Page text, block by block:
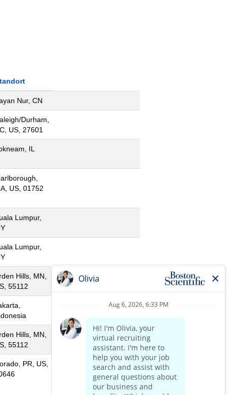
Nur, CN
Durham,
US, 27601
IL
US, 01752
Lumpur,
Lumpur,
Hills, MN,
55112
Hills, MN,
55112
PR, US,